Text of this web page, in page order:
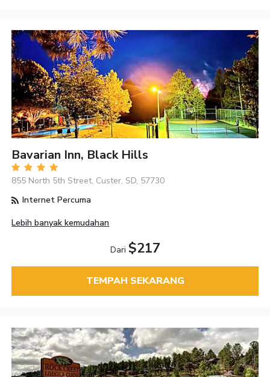
Bavarian Inn, Black Hills
855 North 5th Street, Custer, SD, 57730
Internet Percuma
Lebih banyak kemudahan
Dari $217
TEMPAH SEKARANG